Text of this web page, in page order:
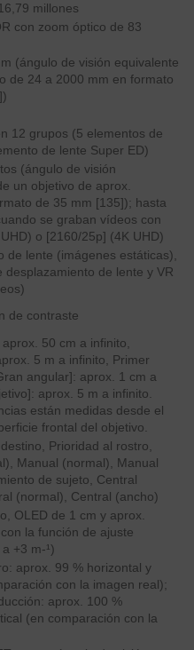
millones
con zoom óptico de 83
(ángulo de visión equivalente
de 24 a 2000 mm en formato
12 grupos (5 elementos de
de lente Super ED)
(ángulo de visión
un objetivo de aprox.
de 35 mm [135]); hasta
se graban vídeos con
o [2160/25p] (4K UHD)
de lente (imágenes estáticas),
desplazamiento de lente y VR
de contraste
50 cm a infinito,
5 m a infinito, Primer
angular]: aprox. 1 cm a
aprox. 5 m a infinito.
están medidas desde el
frontal del objetivo.
Prioridad al rostro,
Manual (normal), Manual
de sujeto, Central
(normal), Central (ancho)
OLED de 1 cm y aprox.
la función de ajuste
+3 m-¹)
aprox. 99 % horizontal y
con la imagen real);
aprox. 100 %
(en comparación con la